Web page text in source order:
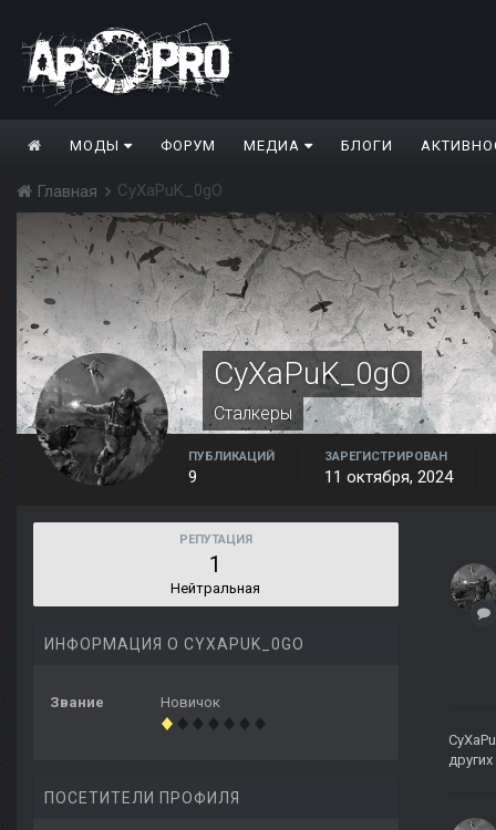
МОДЫ ФОРУМ МЕДИА БЛОГИ
Главная CyXaPuK_0gO
CyXaPuK_0gO
Сталкеры
ПУБЛИКАЦИЙ
9
ЗАРЕГИСТРИРОВАН
11 октября, 2024
РЕПУТАЦИЯ
1
Нейтральная
ИНФОРМАЦИЯ О CYXAPUK_0GO
Звание Новичок
ПОСЕТИТЕЛИ ПРОФИЛЯ
других